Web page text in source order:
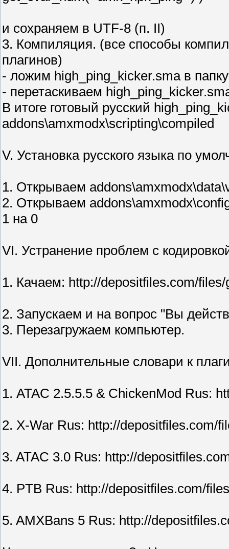
и сохраняем в UTF-8 (п. II)
3. Компиляция. (все способы
плагинов)
- ложим high_ping_kicker.sma в
- перетаскиваем
В итоге готовый русский
addons\amxmodx\scripting\compiled
V. Установка русского языка по
1. Открываем
2. Открываем
1 на 0
VI. Устранение проблем с
1. Качаем: http://depositfiles.com/
2. Запускаем и на вопрос "Вы
3. Перезагружаем компьютер.
VII. Дополнительные словари к
1. ATAC 2.5.5.5 & ChickenMod Rus:
2. X-War Rus: http://depositfiles.com/
3. ATAC 3.0 Rus: http://
4. PTB Rus: http://depositfiles.com/
5. AMXBans 5 Rus: http://